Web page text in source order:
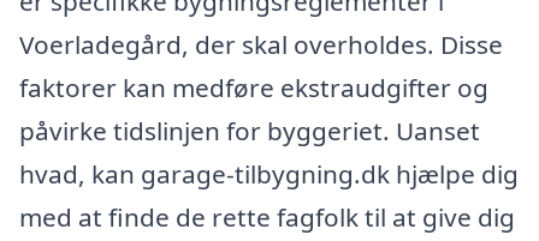
Voerladegård, der skal overholdes. Disse
faktorer kan medføre ekstraudgifter og
påvirke tidslinjen for byggeriet. Uanset
hvad, kan garage-tilbygning.dk hjælpe dig
med at finde de rette fagfolk til at give dig